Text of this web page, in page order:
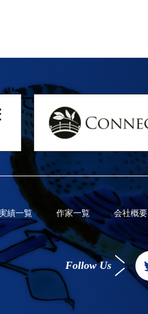
績一覧 作家一覧 会社概要
Follow Us